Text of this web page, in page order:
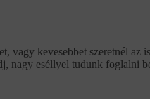
kevesebbet szeretnél az
nagy eséllyel tudunk foglalni